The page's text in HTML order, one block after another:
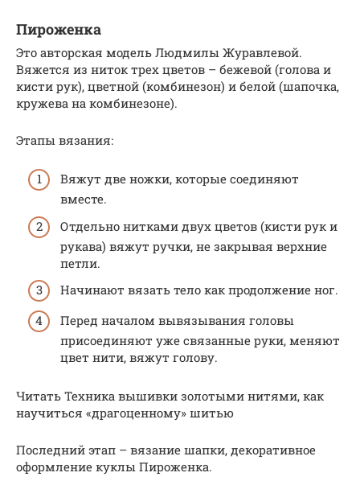
Пироженка
Это авторская модель Людмилы Журавлевой.
Вяжется из ниток трех цветов – бежевой (голова и
кисти рук), цветной (комбинезон) и белой (шапочка,
кружева на комбинезоне).
Этапы вязания:
Вяжут две ножки, которые соединяют
вместе.
Отдельно нитками двух цветов (кисти рук и
рукава) вяжут ручки, не закрывая верхние
петли.
Начинают вязать тело как продолжение ног.
Перед началом вывязывания головы
присоединяют уже связанные руки, меняют
цвет нити, вяжут голову.
Читать Техника вышивки золотыми нитями, как
научиться «драгоценному» шитью
Последний этап – вязание шапки, декоративное
оформление куклы Пироженка.